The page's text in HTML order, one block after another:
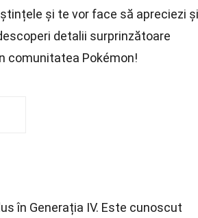
și te vor face să apreciezi și
detalii surprinzătoare
comunitatea Pokémon!
în Generația IV. Este cunoscut